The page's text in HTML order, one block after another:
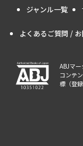
ジャンル一覧
よくあるご質問 /
ABJマ
コンテ
標（登